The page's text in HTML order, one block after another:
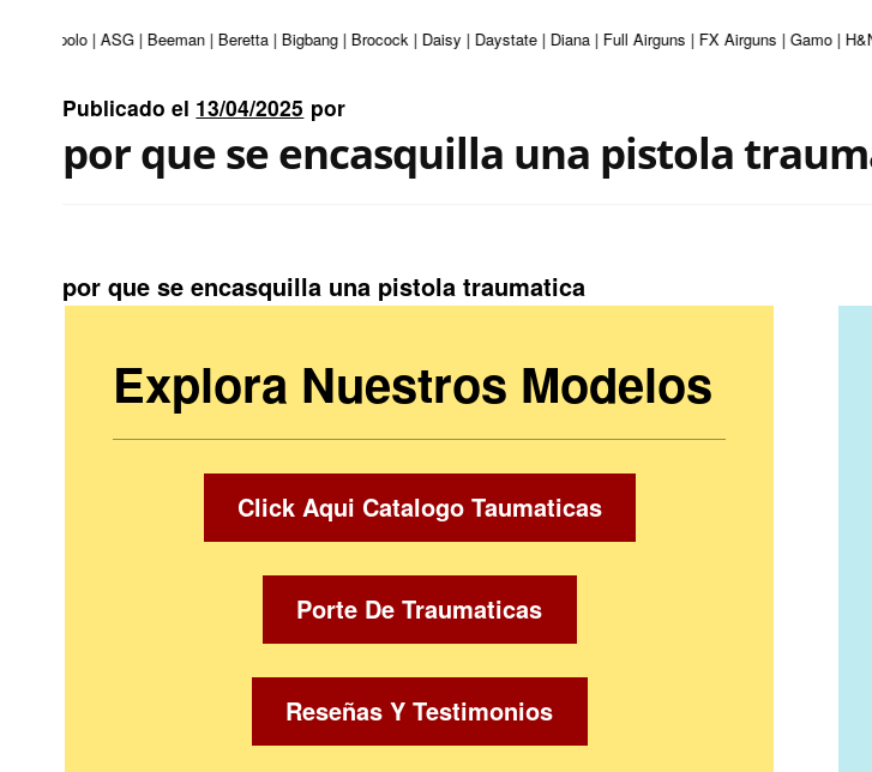
| Apolo | ASG | Beeman | Beretta | Bigbang | Brocock | Daisy | Daystate | Diana | Full Airguns | FX Airguns | Gamo |
Publicado el 13/04/2025 por
por que se encasquilla una pistola
por que se encasquilla una pistola traumatica
Explora Nuestros Modelos
Click Aqui Catalogo Taumaticas
Porte De Traumaticas
Reseñas Y Testimonios